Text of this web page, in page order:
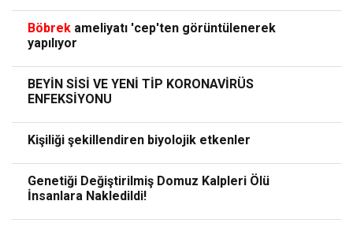
Böbrek ameliyatı 'cep'ten görüntülenerek
yapılıyor
BEYİN SİSİ VE YENİ TİP KORONAVİRÜS
ENFEKSİYONU
Kişiliği şekillendiren biyolojik etkenler
Genetiği Değiştirilmiş Domuz Kalpleri Ölü
İnsanlara Nakledildi!